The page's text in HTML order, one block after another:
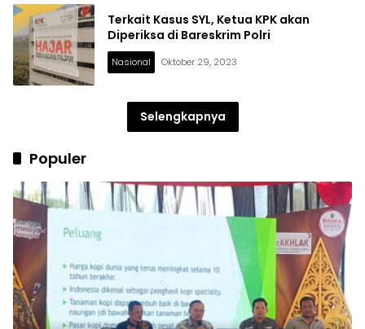
Terkait Kasus SYL, Ketua KPK akan
Diperiksa di Bareskrim Polri
Nasional Oktober 29, 2023
Selengkapnya
Populer